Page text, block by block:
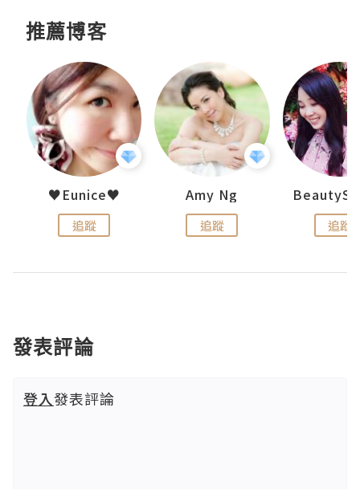
推薦博客
♥Eunice♥
追蹤
Amy Ng
追蹤 追蹤
發表評論
登入發表評論